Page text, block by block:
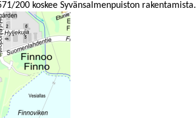
200 koskee Syvänsalmenpuiston rakentamista.